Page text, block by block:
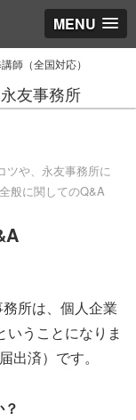
MENU
師（全国対応）
友事務所
ツや、永友事務所に
般に関してのQ&A
所は、個人企業
うことになりま
出済）です。